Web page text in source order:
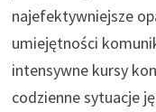
najefektywniejsze
umiejętności
intensywne kursy
codzienne sytuacje